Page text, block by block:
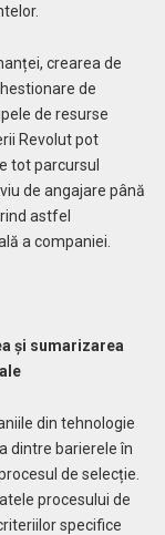
crearea de
de
de resurse
Revolut pot
tot parcursul
de angajare până
astfel
a companiei.
și sumarizarea
din tehnologie
dintre barierele în
de selecție.
procesului de
specifice